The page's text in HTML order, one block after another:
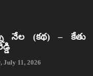
నేల (కథ) – కేతు
July 11, 2026